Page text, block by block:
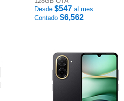
Desde $547 al mes
Contado $6,562